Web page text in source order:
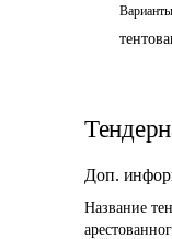
Доп.
Название